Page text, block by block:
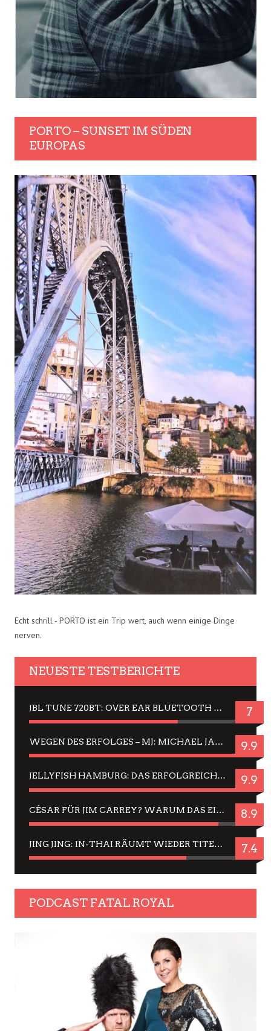
PORTO – SUNSET IM SÜDEN
EUROPAS
Echt schrill - PORTO ist ein Trip wert, auch wenn einige Dinge
nerven.
NEUESTE TESTBERICHTE
JBL TUNE 720BT: OVER EAR BLUETOOTH KOPFHÖRER UM DIE 50,-€ IM DAUER-TEST 7
WEGEN DES ERFOLGES – MJ: MICHAEL JACKSON MUSICAL IN EINER MATINEE SEHEN 9.9
JELLYFISH HAMBURG: DAS ERFOLGREICHE SOMMER-MENÜ 2025 IN GEFÜHLEN UND BILDERN 9.9
CÉSAR FÜR JIM CARREY? WARUM DAS EINER DER NERVIGSTEN ACTORS IST UND BLEIBT 8.9
JING JING: IN-THAI RÄUMT WIEDER TITEL AB – EIN ZWEI-STUNDEN-ERLEBNISBERICHT 7.4
PODCAST FATAL ROYAL